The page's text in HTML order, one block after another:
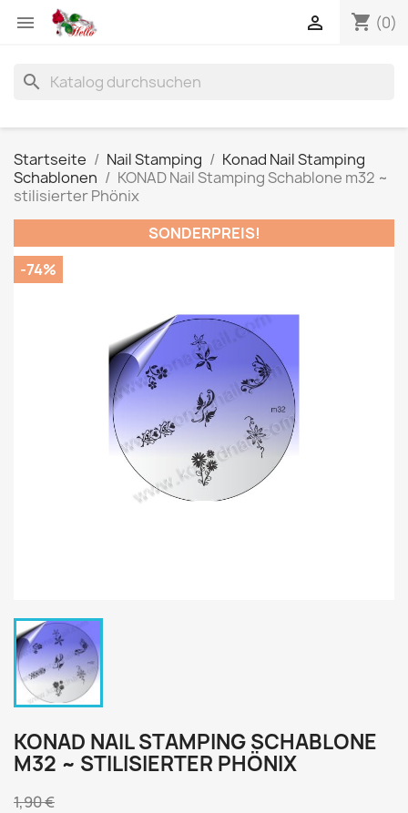
 shopping_cart (0)

search
Startseite Nail Stamping
Konad Nail Stamping
Schablonen
KONAD Nail Stamping Schablone m32 ~
stilisierter Phönix
SONDERPREIS!
-74%
KONAD NAIL STAMPING SCHABLONE
M32 ~ STILISIERTER PHÖNIX
1,90 €